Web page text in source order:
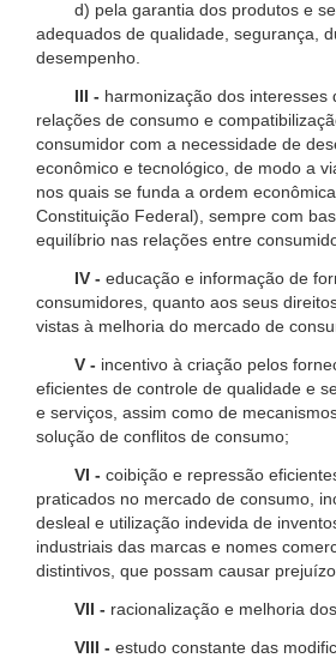
d) pela garantia dos produtos e
adequados de qualidade, segurança,
desempenho.
III - harmonização dos interesses
relações de consumo e
consumidor com a necessidade de
econômico e tecnológico, de modo a
nos quais se funda a ordem
Constituição Federal), sempre com
equilíbrio nas relações entre
IV - educação e informação de
consumidores, quanto aos seus
vistas à melhoria do mercado de
V - incentivo à criação pelos
eficientes de controle de qualidade e
e serviços, assim como de
solução de conflitos de consumo;
VI - coibição e repressão
praticados no mercado de consumo,
desleal e utilização indevida de
industriais das marcas e nomes
distintivos, que possam causar
VII - racionalização e melhoria
VIII - estudo constante das